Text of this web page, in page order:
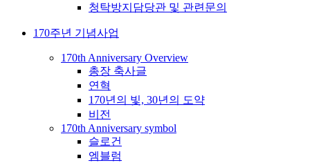
청탁방지담당관 및 관련문의
170주년 기념사업
170th Anniversary Overview
총장 축사글
연혁
170년의 빛, 30년의 도약
비전
170th Anniversary symbol
슬로건
엠블럼